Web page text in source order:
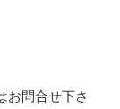
問合せ下さ